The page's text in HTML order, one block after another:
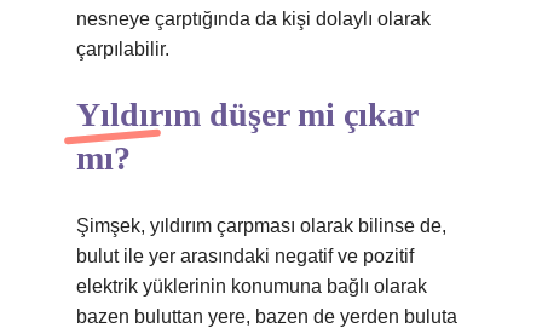
nesneye çarptığında da kişi dolaylı olarak
çarpılabilir.
Yıldırım düşer mi çıkar
mı?
Şimşek, yıldırım çarpması olarak bilinse de,
bulut ile yer arasındaki negatif ve pozitif
elektrik yüklerinin konumuna bağlı olarak
bazen buluttan yere, bazen de yerden buluta